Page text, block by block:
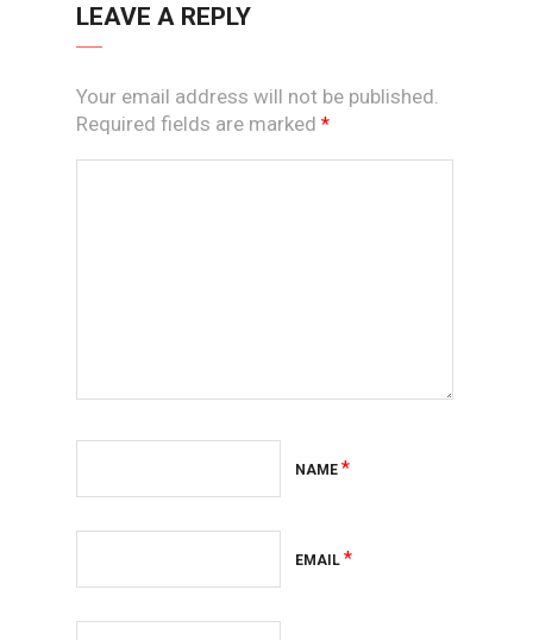
LEAVE A REPLY
Your email address will not be published.
Required fields are marked *
NAME *
EMAIL *